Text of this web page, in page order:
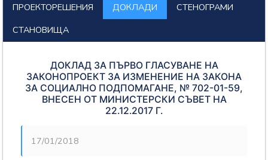
ПРОЕКТОРЕШЕНИЯ
ДОКЛАДИ
СТЕНОГРАМИ
СТАНОВИЩА
ДОКЛАД ЗА ПЪРВО ГЛАСУВАНЕ НА
ЗАКОНОПРОЕКТ ЗА ИЗМЕНЕНИЕ НА ЗАКОНА
ЗА СОЦИАЛНО ПОДПОМАГАНЕ, № 702-01-59,
ВНЕСЕН ОТ МИНИСТЕРСКИ СЪВЕТ НА
22.12.2017 Г.
17/01/2018